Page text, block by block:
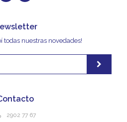
2902 77 67
todas nuestras novedades!